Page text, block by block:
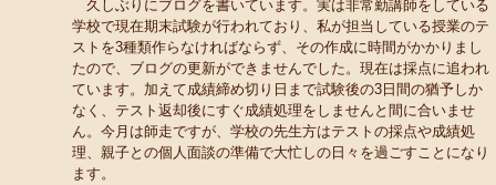
久しぶりにブログを書いています。実は非常勤講師をしている
学校で現在期末試験が行われており、私が担当している授業のテ
ストを3種類作らなければならず、その作成に時間がかかりまし
たので、ブログの更新ができませんでした。現在は採点に追われ
ています。加えて成績締め切り日まで試験後の3日間の猶予しか
なく、テスト返却後にすぐ成績処理をしませんと間に合いませ
ん。今月は師走ですが、学校の先生方はテストの採点や成績処
理、親子との個人面談の準備で大忙しの日々を過ごすことになり
ます。